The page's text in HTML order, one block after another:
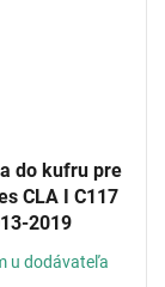
do kufru pre
CLA I C117
2019
u dodávateľa